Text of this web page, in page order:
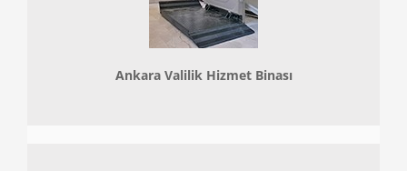
Ankara Valilik Hizmet Binası